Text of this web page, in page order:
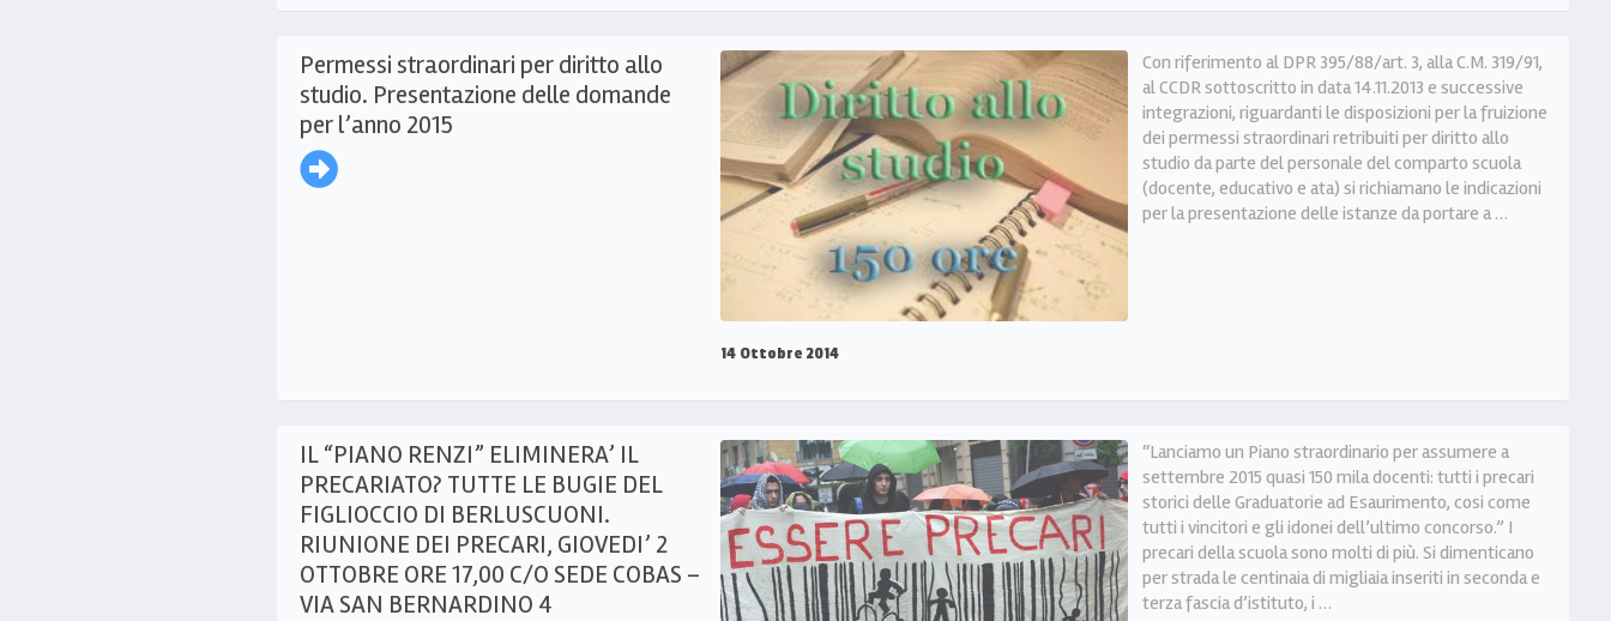
Permessi straordinari per diritto allo
studio. Presentazione delle domande
per l’anno 2015
14 Ottobre 2014
Con riferimento al DPR 395/88/art. 3, alla C.M. 319/91,
al CCDR sottoscritto in data 14.11.2013 e successive
integrazioni, riguardanti le disposizioni per la fruizione
dei permessi straordinari retribuiti per diritto allo
studio da parte del personale del comparto scuola
(docente, educativo e ata) si richiamano le indicazioni
per la presentazione delle istanze da portare a …
IL “PIANO RENZI” ELIMINERA’ IL
PRECARIATO? TUTTE LE BUGIE DEL
FIGLIOCCIO DI BERLUSCUONI.
RIUNIONE DEI PRECARI, GIOVEDI’ 2
OTTOBRE ORE 17,00 C/O SEDE COBAS –
VIA SAN BERNARDINO 4
“Lanciamo un Piano straordinario per assumere a
settembre 2015 quasi 150 mila docenti: tutti i precari
storici delle Graduatorie ad Esaurimento, cosi come
tutti i vincitori e gli idonei dell’ultimo concorso.” I
precari della scuola sono molti di più. Si dimenticano
per strada le centinaia di migliaia inseriti in seconda e
terza fascia d’istituto, i …